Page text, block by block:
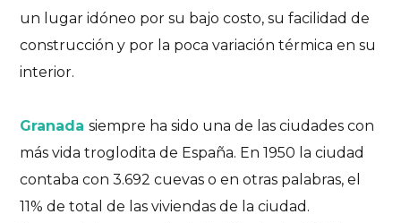
un lugar idóneo por su bajo costo, su facilidad de
construcción y por la poca variación térmica en su
interior.
Granada siempre ha sido una de las ciudades con
más vida troglodita de España. En 1950 la ciudad
contaba con 3.692 cuevas o en otras palabras, el
11% de total de las viviendas de la ciudad .